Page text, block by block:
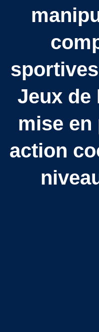
Jeux de
mise en
action